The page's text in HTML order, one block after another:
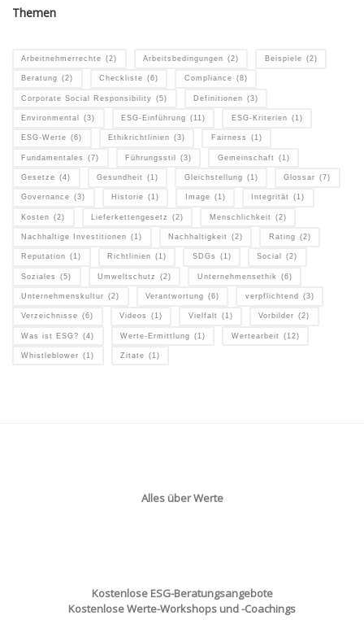
Themen
Arbeitnehmerrechte (2) Arbeitsbedingungen (2) Beispiele (2)
Beratung (2) Checkliste (6) Compliance (8)
Corporate Social Responsibility (5) Definitionen (3)
Environmental (3) ESG-Einführung (11) ESG-Kriterien (1)
ESG-Werte (6) Ethikrichtlinien (3) Fairness (1)
Fundamentales (7) Führungsstil (3) Gemeinschaft (1)
Gesetze (4) Gesundheit (1) Gleichstellung (1) Glossar (7)
Governance (3) Historie (1) Image (1) Integrität (1)
Kosten (2) Lieferkettengesetz (2) Menschlichkeit (2)
Nachhaltige Investitionen (1) Nachhaltigkeit (2) Rating (2)
Reputation (1) Richtlinien (1) SDGs (1) Social (2)
Soziales (5) Umweltschutz (2) Unternehmensethik (6)
Unternehmenskultur (2) Verantwortung (6) verpflichtend (3)
Verzeichnisse (6) Videos (1) Vielfalt (1) Vorbilder (2)
Was ist ESG? (4) Werte-Ermittlung (1) Wertearbeit (12)
Whistleblower (1) Zitate (1)
Alles über Werte
Kostenlose ESG-Beratungsangebote
Kostenlose Werte-Workshops und -Coachings